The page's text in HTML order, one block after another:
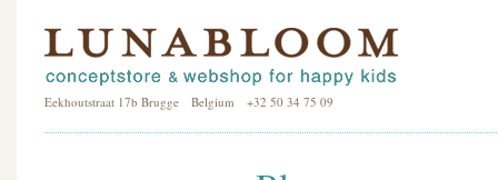
Eekhoutstraat 17b Brugge Belgium +32 50 34 75 09